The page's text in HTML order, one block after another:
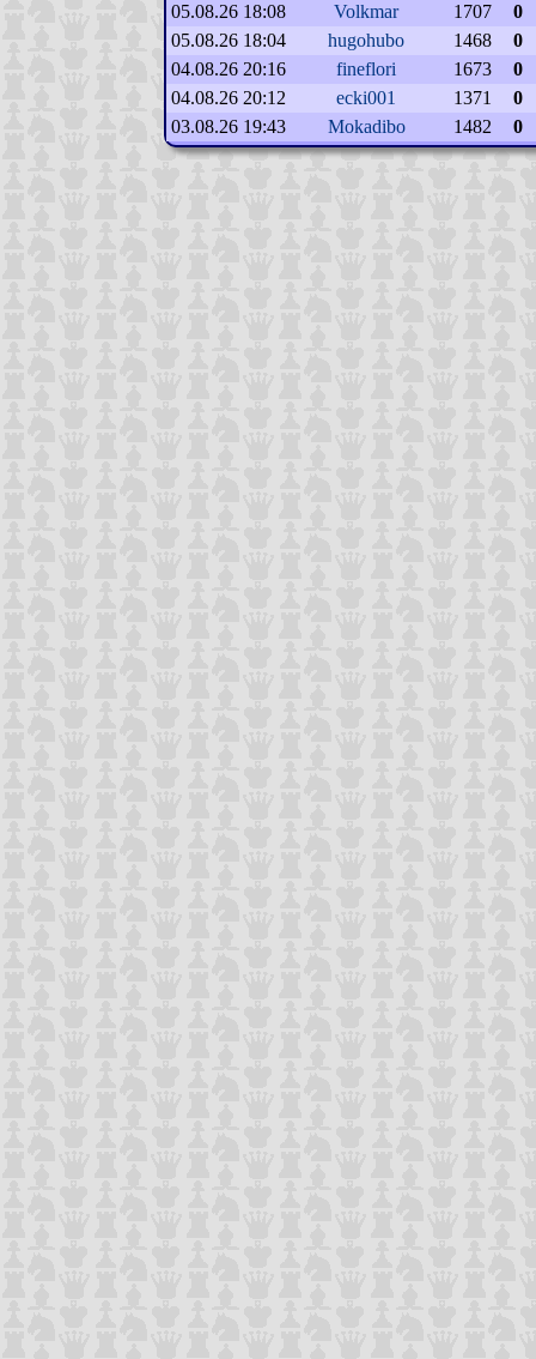
05.08.26 18:08
Volkmar 1707
0
05.08.26 18:04
hugohubo 1468
0
04.08.26 20:16
fineflori 1673
0
04.08.26 20:12
ecki001 1371
0
03.08.26 19:43
Mokadibo 1482 0